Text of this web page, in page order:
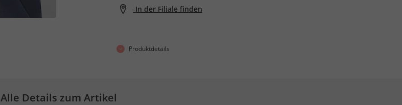
In der Filiale finden
Produktdetails
Alle Details zum Artikel